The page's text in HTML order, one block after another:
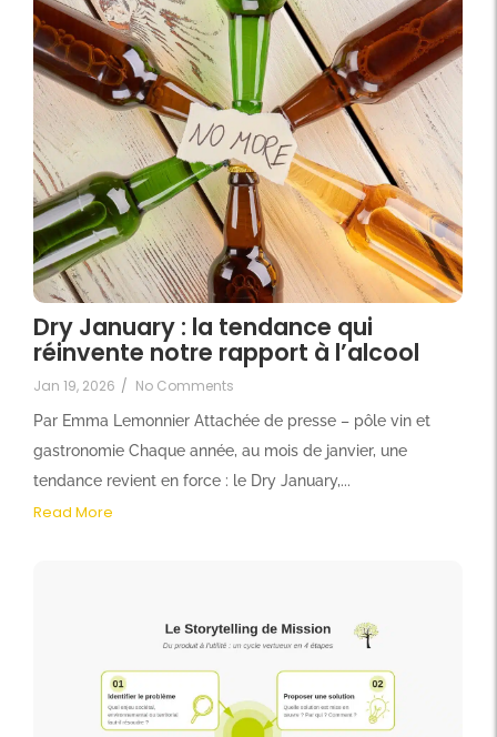
Dry January : la tendance qui
réinvente notre rapport à l’alcool
Jan 19, 2026 / No Comments
Par Emma Lemonnier Attachée de presse – pôle vin et
gastronomie Chaque année, au mois de janvier, une
tendance revient en force : le Dry January,...
Read More